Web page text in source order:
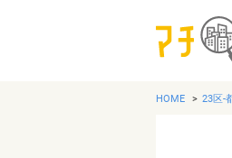
HOME 23区-